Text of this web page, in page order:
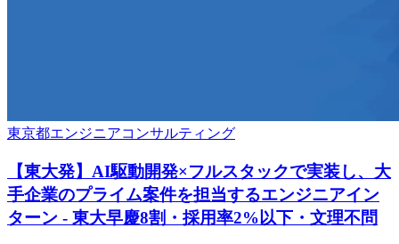
東京都エンジニアコンサルティング
【東大発】AI駆動開発×フルスタックで実装し、大
手企業のプライム案件を担当するエンジニアイン
ターン - 東大早慶8割・採用率2%以下・文理不問